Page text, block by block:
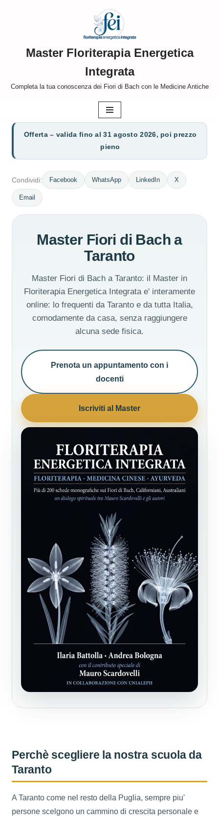
contenutoMaster Floriterapia Energetica
Integrata
Completa la tua conoscenza dei Fiori di Bach con le Medicine Antiche
Offerta – valida fino al 31 agosto 2026, poi prezzo
pieno
Condividi: Facebook WhatsApp LinkedIn X
Email
Master Fiori di Bach a
Taranto
Master Fiori di Bach a Taranto: il Master in
Floriterapia Energetica Integrata e' interamente
online: lo frequenti da Taranto e da tutta Italia,
comodamente da casa, senza raggiungere
alcuna sede fisica.
Prenota un appuntamento con i
docenti
Iscriviti al Master
Perchè scegliere la nostra scuola da
Taranto
A Taranto come nel resto della Puglia, sempre piu'
persone scelgono un cammino di crescita personale e